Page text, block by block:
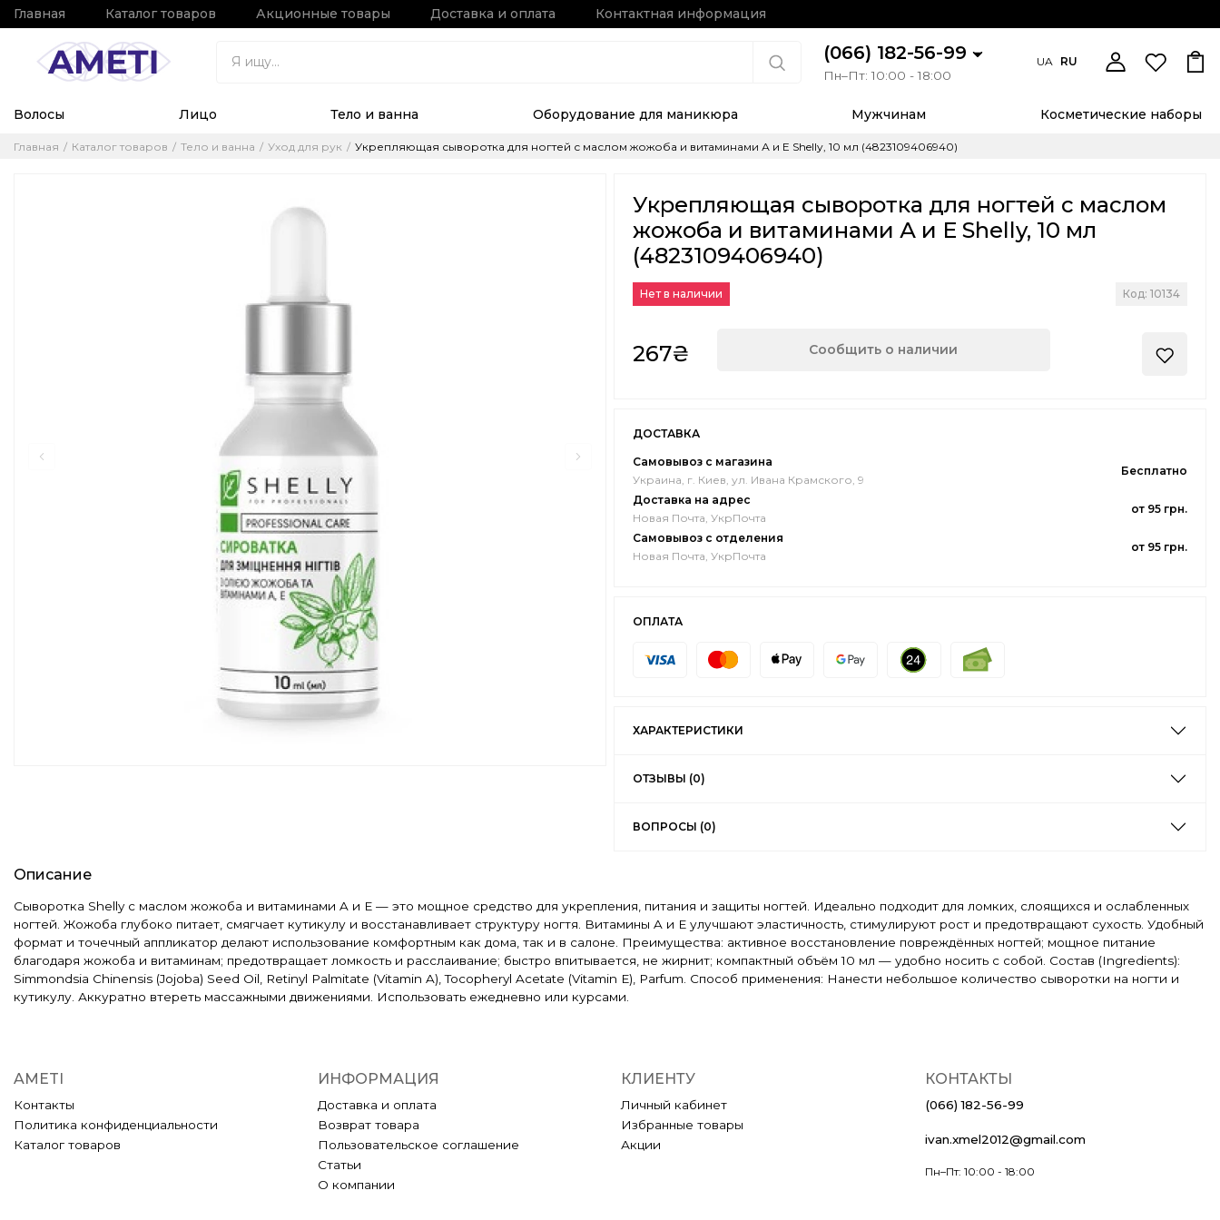
Главная Каталог товаров Акционные товары Доставка и оплата Контактная информация
(066) 182-56-99
Пн–Пт: 10:00 - 18:00
UA RU
Волосы Лицо Тело и ванна Оборудование для маникюра Мужчинам Косметические наборы
Главная Каталог товаров Тело и ванна Уход для рук Укрепляющая сыворотка для ногтей с маслом жожоба и витаминами А и Е Shelly, 10 мл (4823109406940)
Укрепляющая сыворотка для ногтей с маслом
жожоба и витаминами А и Е Shelly, 10 мл
(4823109406940)
Нет в наличии Код: 10134
267₴ Сообщить о наличии
ДОСТАВКА
Самовывоз с магазина
Украина, г. Киев, ул. Ивана Крамского, 9
Бесплатно
Доставка на адрес
Новая Почта, УкрПочта
от 95 грн.
Самовывоз с отделения
Новая Почта, УкрПочта
от 95 грн.
ОПЛАТА
ХАРАКТЕРИСТИКИ
ОТЗЫВЫ (0)
ВОПРОСЫ (0)
Описание
Сыворотка Shelly с маслом жожоба и витаминами A и E — это мощное средство для укрепления, питания и защиты ногтей. Идеально подходит для ломких, слоящихся и ослабленных
ногтей. Жожоба глубоко питает, смягчает кутикулу и восстанавливает структуру ногтя. Витамины A и E улучшают эластичность, стимулируют рост и предотвращают сухость. Удобный
формат и точечный аппликатор делают использование комфортным как дома, так и в салоне. Преимущества: активное восстановление повреждённых ногтей; мощное питание
благодаря жожоба и витаминам; предотвращает ломкость и расслаивание; быстро впитывается, не жирнит; компактный объём 10 мл — удобно носить с собой. Состав (Ingredients):
Simmondsia Chinensis (Jojoba) Seed Oil, Retinyl Palmitate (Vitamin A), Tocopheryl Acetate (Vitamin E), Parfum. Способ применения: Нанести небольшое количество сыворотки на ногти и
кутикулу. Аккуратно втереть массажными движениями. Использовать ежедневно или курсами.
AMETI
Контакты
Политика конфиденциальности
Каталог товаров
ИНФОРМАЦИЯ
Доставка и оплата
Возврат товара
Пользовательское соглашение
Статьи
О компании
КЛИЕНТУ
Личный кабинет
Избранные товары
Акции
КОНТАКТЫ
(066) 182-56-99
ivan.xmel2012@gmail.com
Пн–Пт: 10:00 - 18:00